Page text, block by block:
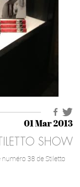
01 Mar 2013
SHOW
numéro 38 de Stiletto